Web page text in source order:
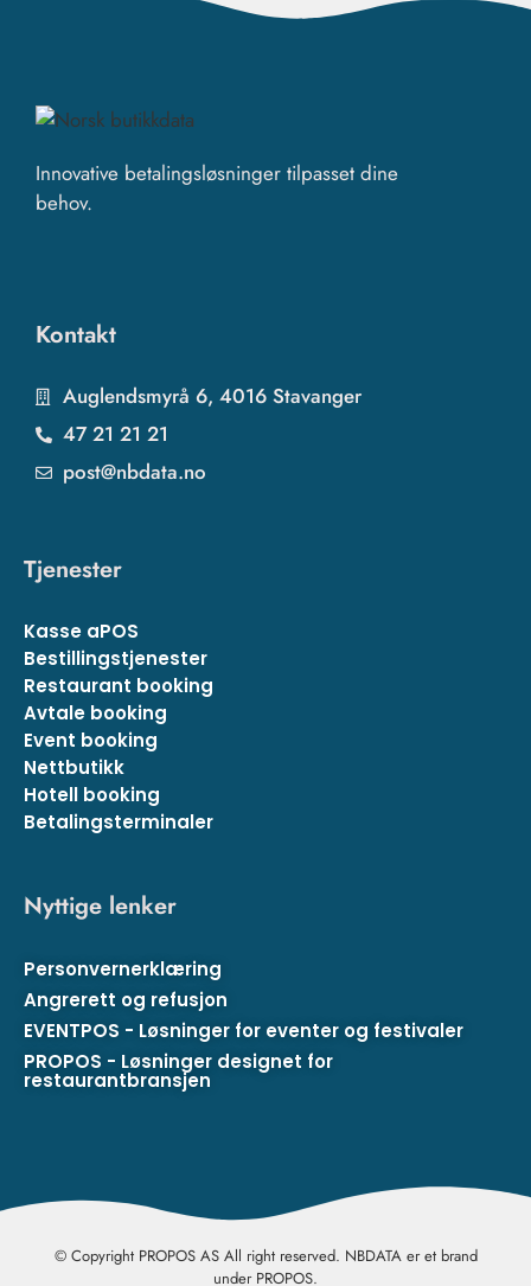
Innovative betalingsløsninger tilpasset dine
behov.
Kontakt
Auglendsmyrå 6, 4016 Stavanger
47 21 21 21
post@nbdata.no
Tjenester
Kasse aPOS
Bestillingstjenester
Restaurant booking
Avtale booking
Event booking
Nettbutikk
Hotell booking
Betalingsterminaler
Nyttige lenker
Personvernerklæring
Angrerett og refusjon
EVENTPOS - Løsninger for eventer og festivaler
PROPOS - Løsninger designet for
restaurantbransjen
© Copyright PROPOS AS All right reserved. NBDATA er et brand
under PROPOS.